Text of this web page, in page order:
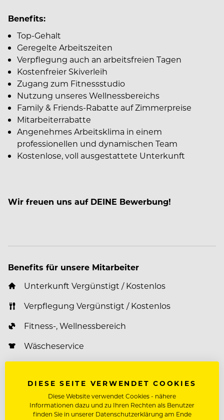
Benefits:
Top-Gehalt
Geregelte Arbeitszeiten
Verpflegung auch an arbeitsfreien Tagen
Kostenfreier Skiverleih
Zugang zum Fitnessstudio
Nutzung unseres Wellnessbereichs
Family & Friends-Rabatte auf Zimmerpreise
Mitarbeiterrabatte
Angenehmes Arbeitsklima in einem
professionellen und dynamischen Team
Kostenlose, voll ausgestattete Unterkunft
Wir freuen uns auf DEINE Bewerbung!
Benefits für unsere Mitarbeiter
Unterkunft Vergünstigt / Kostenlos
Verpflegung Vergünstigt / Kostenlos
Fitness-, Wellnessbereich
Wäscheservice
Parkplatz
Zusatzversicherung
DIESE SEITE VERWENDET COOKIES
Diese Website verwendet Cookies - nähere
Informationen dazu und zu Ihren Rechten als Benutzer
finden Sie in unserer Datenschutzerklärung am Ende